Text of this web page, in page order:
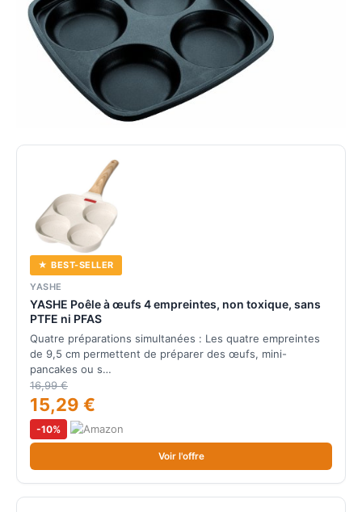
★ BEST-SELLER
YASHE
YASHE Poêle à œufs 4 empreintes, non toxique, sans
PTFE ni PFAS
Quatre préparations simultanées : Les quatre empreintes
de 9,5 cm permettent de préparer des œufs, mini-
pancakes ou s…
16,99 €
15,29 €
-10%
Voir l'offre